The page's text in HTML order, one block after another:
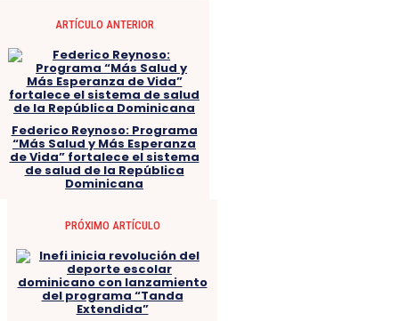
ARTÍCULO ANTERIOR
Federico Reynoso: Programa
“Más Salud y Más Esperanza
de Vida” fortalece el sistema
de salud de la República
Dominicana
PRÓXIMO ARTÍCULO